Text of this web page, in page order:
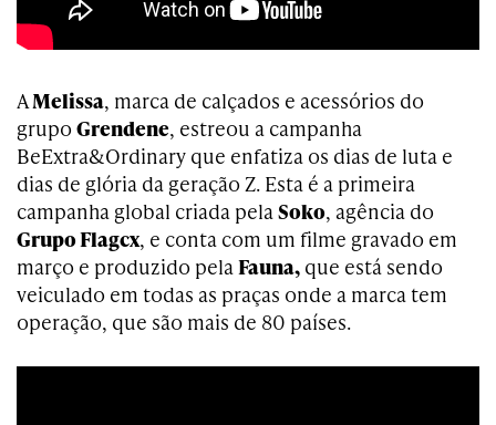
AMelissa, marca de calçados e acessórios do
grupo Grendene, estreou a campanha
BeExtra&Ordinary que enfatiza os dias de luta e
dias de glória da geração Z. Esta é a primeira
campanha global criada pelaSoko, agência do
Grupo Flagcx, e conta com um filme gravado em
março e produzido pelaFauna, que está sendo
veiculado em todas as praças onde a marca tem
operação, que são mais de 80 países.